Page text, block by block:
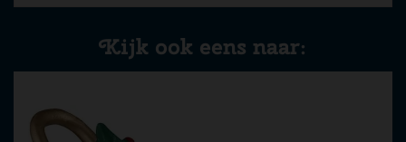
Kijk ook eens naar: